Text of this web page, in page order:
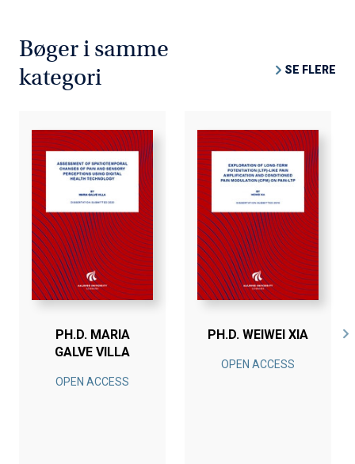
Bøger i samme
kategori
SE FLERE
PH.D. MARIA
GALVE VILLA
OPEN ACCESS
PH.D. WEIWEI XIA
OPEN ACCESS